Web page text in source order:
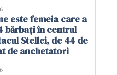
este femeia care a
bărbați în centrul
Stellei, de 44 de
de anchetatori